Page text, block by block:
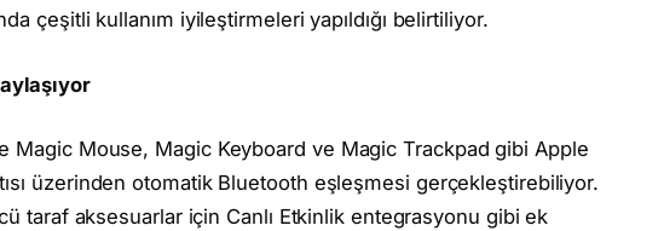
çeşitli kullanım iyileştirmeleri yapıldığı belirtiliyor.
Magic Mouse, Magic Keyboard ve Magic Trackpad gibi Apple
üzerinden otomatik Bluetooth eşleşmesi gerçekleştirebiliyor.
taraf aksesuarlar için Canlı Etkinlik entegrasyonu gibi ek